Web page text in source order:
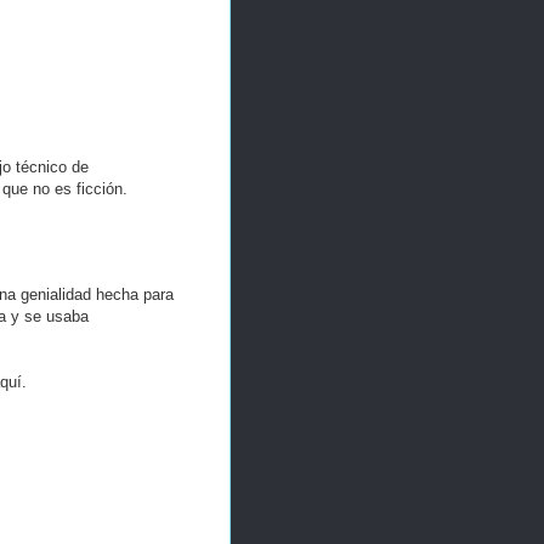
técnico de
no es ficción.
genialidad hecha para
y se usaba